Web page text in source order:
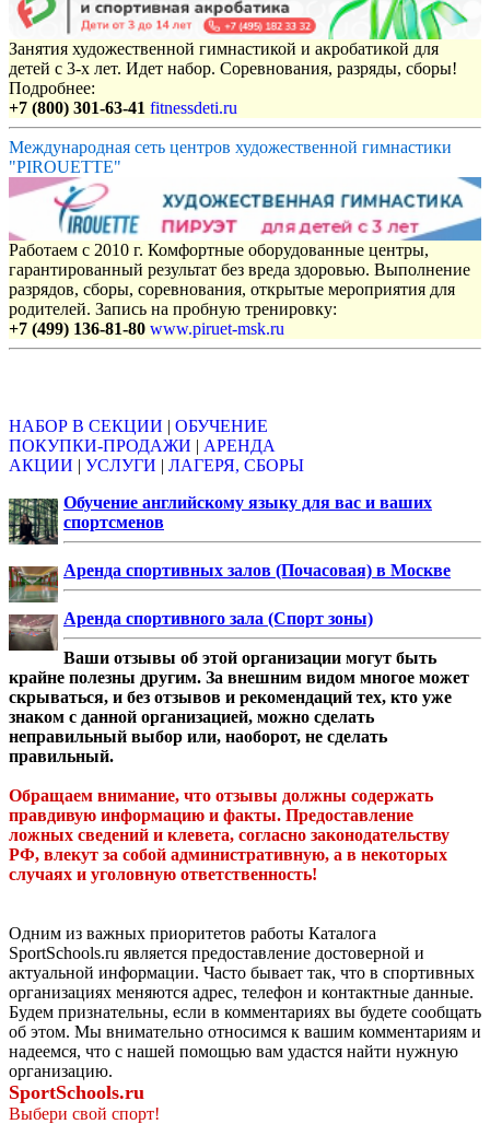
Занятия художественной гимнастикой и акробатикой для
детей с 3-х лет. Идет набор. Соревнования, разряды, сборы!
Подробнее:
+7 (800) 301-63-41 fitnessdeti.ru
Международная сеть центров художественной гимнастики
"PIROUETTE"
Работаем с 2010 г. Комфортные оборудованные центры,
гарантированный результат без вреда здоровью. Выполнение
разрядов, сборы, соревнования, открытые мероприятия для
родителей. Запись на пробную тренировку:
+7 (499) 136-81-80 www.piruet-msk.ru
НАБОР В СЕКЦИИ | ОБУЧЕНИЕ
ПОКУПКИ-ПРОДАЖИ | АРЕНДА
АКЦИИ | УСЛУГИ | ЛАГЕРЯ, СБОРЫ
Обучение английскому языку для вас и ваших
спортсменов
Аренда спортивных залов (Почасовая) в Москве
Аренда спортивного зала (Спорт зоны)
Ваши отзывы об этой организации могут быть
крайне полезны другим. За внешним видом многое может
скрываться, и без отзывов и рекомендаций тех, кто уже
знаком с данной организацией, можно сделать
неправильный выбор или, наоборот, не сделать
правильный.
Обращаем внимание, что отзывы должны содержать
правдивую информацию и факты. Предоставление
ложных сведений и клевета, согласно законодательству
РФ, влекут за собой административную, а в некоторых
случаях и уголовную ответственность!
Одним из важных приоритетов работы Каталога
SportSchools.ru является предоставление достоверной и
актуальной информации. Часто бывает так, что в спортивных
организациях меняются адрес, телефон и контактные данные.
Будем признательны, если в комментариях вы будете сообщать
об этом. Мы внимательно относимся к вашим комментариям и
надеемся, что с нашей помощью вам удастся найти нужную
организацию.
SportSchools.ru
Выбери свой спорт!